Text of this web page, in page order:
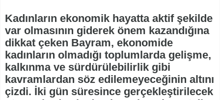
Kadınların ekonomik hayatta aktif şekilde
var olmasının giderek önem kazandığına
dikkat çeken Bayram, ekonomide
kadınların olmadığı toplumlarda gelişme,
kalkınma ve sürdürülebilirlik gibi
kavramlardan söz edilemeyeceğinin altını
çizdi. İki gün süresince gerçekleştirilecek